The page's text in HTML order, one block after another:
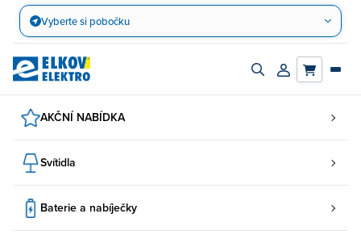
Přejít
obsah
Vyberte si pobočku
Zapnout/vypnout
Přihlásit/
AKČNÍ NABÍDKA
Svítidla
Baterie a nabíječky